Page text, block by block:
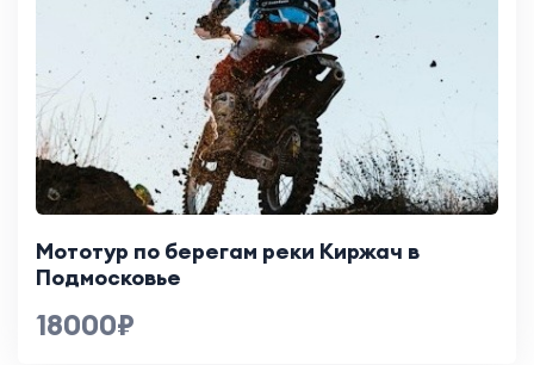
Мототур по берегам реки Киржач в
Подмосковье
18000₽